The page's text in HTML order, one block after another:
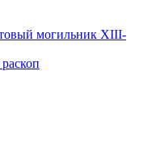
могильник XIII-